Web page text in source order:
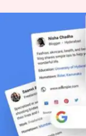
गूगल
वर्चुअल
सोशल
लेखन मोना दीक्षित Aug
क्या है खबर?